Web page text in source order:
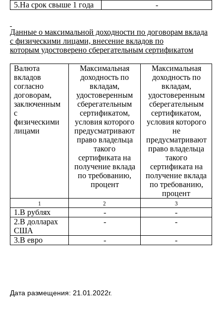
5.На срок свыше 1 года -
Данные о максимальной доходности по договорам вклада
с физическими лицами, внесение вкладов по
которым удостоверено сберегательным сертификатом
Валюта
вкладов
согласно
договорам,
заключенным
с
физическими
лицами
Максимальная
доходность по
вкладам,
удостоверенным
сберегательным
сертификатом,
условия которого
предусматривают
право владельца
такого
сертификата на
получение вклада
по требованию,
процент
Максимальная
доходность по
вкладам,
удостоверенным
сберегательным
сертификатом,
условия которого
не
предусматривают
право владельца
такого
сертификата на
получение вклада
по требованию,
процент
1 2 3
1.В рублях -
-
2.В долларах
США
- -
3.В евро - -
Дата размещения: 21.01.2022г.